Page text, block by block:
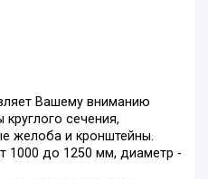
Вашему вниманию
сечения,
желоба и кронштейны.
1000 до 1250 мм, диаметр -